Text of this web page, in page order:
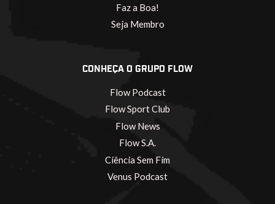
Faz a Boa!
Seja Membro
CONHEÇA O GRUPO FLOW
Flow Podcast
Flow Sport Club
Flow News
Flow S.A.
Ciência Sem Fim
Venus Podcast